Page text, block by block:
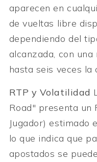
aparecen en
de vueltas libre
dependiendo del
alcanzada, con
hasta seis veces la
RTP y Volatilidad
Road" presenta un
Jugador) estimado
lo que indica que
apostados se